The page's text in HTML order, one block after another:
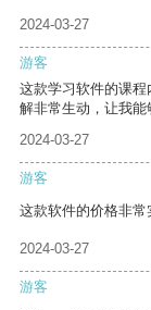
2024-03-27
游客
这款学习软件的课
解非常生动，让我能
2024-03-27
游客
这款软件的价格非常
2024-03-27
游客